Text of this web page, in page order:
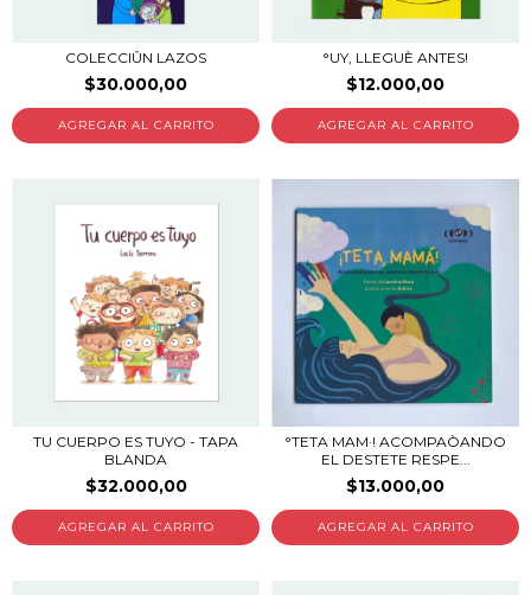
COLECCIÛN LAZOS
$30.000,00
°UY, LLEGUÈ ANTES!
$12.000,00
TU CUERPO ES TUYO - TAPA
BLANDA
$32.000,00
°TETA MAM·! ACOMPAÒANDO
EL DESTETE RESPE...
$13.000,00